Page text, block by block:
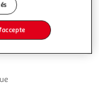
- Bio européen